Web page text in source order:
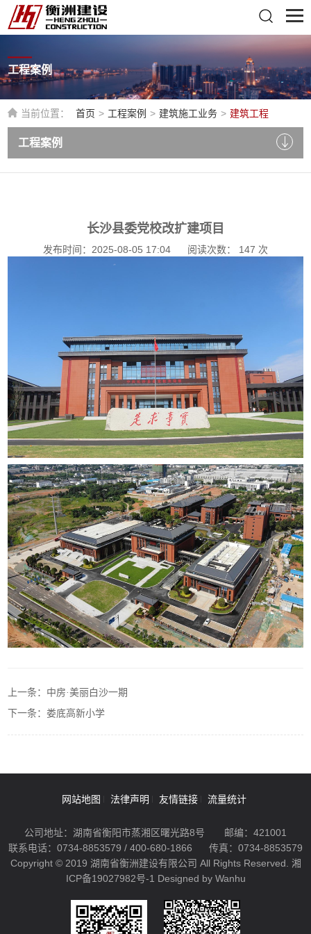
工程案例
当前位置： 首页 > 工程案例 > 建筑施工业务 > 建筑工程
工程案例
长沙县委党校改扩建项目
发布时间：2025-08-05 17:04 阅读次数： 147 次
上一条：中房·美丽白沙一期
下一条：娄底高新小学
网站地图 法律声明 友情链接 流量统计
公司地址：湖南省衡阳市蒸湘区曙光路8号
邮编：421001
联系电话：0734-8853579 / 400-680-1866
传真：0734-8853579
Copyright © 2019 湖南省衡洲建设有限公司 All Rights Reserved. 湘
ICP备19027982号-1 Designed by Wanhu